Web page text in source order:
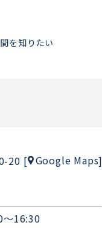
を知りたい
20 [ Google Maps]
～16:30